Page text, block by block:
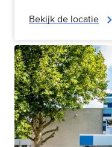
Bekijk de locatie